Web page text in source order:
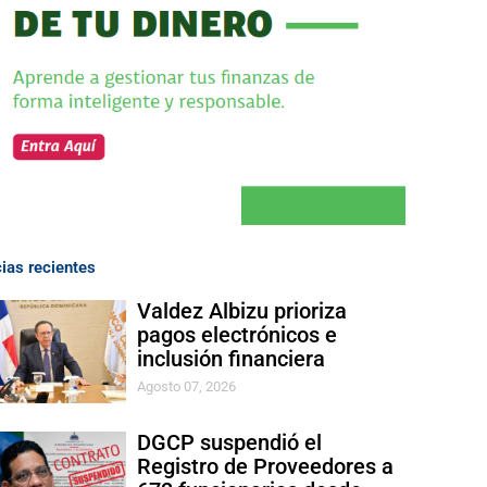
recientes
Valdez Albizu prioriza
pagos electrónicos e
inclusión financiera
Agosto 07, 2026
DGCP suspendió el
Registro de Proveedores a